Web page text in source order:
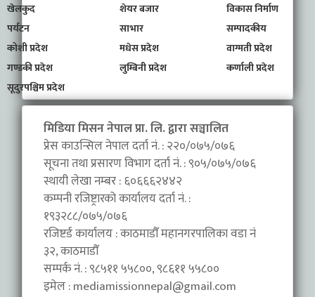
खेलकुद
शेयर बजार
विकास निर्माण
पर्यटन
साभार
सम्पादकीय
कोशी प्रदेश
मधेस प्रदेश
वाग्मती प्रदेश
गण्डकी प्रदेश
लुम्बिनी प्रदेश
कर्णाली प्रदेश
सूदुरपश्चिम प्रदेश
मिडिया मिसन नेपाल प्रा. लि. द्वारा सञ्चालित
प्रेस काउन्सिल नेपाल दर्ता नं. : २२०/०७५/०७६
सूचना तथा प्रसारण विभाग दर्ता नं. : ९०५/०७५/०७६
स्थायी लेखा नम्बर : ६०६६६२४४२
कम्पनी रजिष्ट्रारको कार्यालय दर्ता नं. :
१९३२८८/०७५/०७६
रजिष्टर्ड कार्यालय : काठमाडौँ महानगरपालिका वडा नंं
३२, काठमाडौँ
सम्पर्क नं. : ९८५११ ५५८००, ९८६११ ५५८००
इमेल :mediamissionnepal@gmail.com